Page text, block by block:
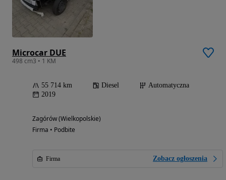
Microcar DUE
498 cm3 • 1 KM
55 714 km Diesel
Automatyczna
2019
Zagórów (Wielkopolskie)
Firma • Podbite
Firma Zobacz ogłoszenia